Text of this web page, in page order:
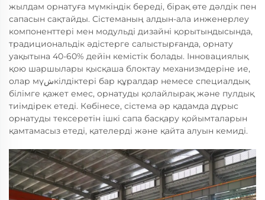
жылдам орнатуға мүмкіндік береді, бірақ өте дәлдік пен
сапасын сақтайды. Сістеманың алдын-ала инженерлеу
компоненттері мен модульді дизайні қорытындысында,
традициональдік әдістерге салыстырғанда, орнату
уақытына 40-60% дейін кемістік болады. Інновациялық
қою шаршылары қысқаша блоктау механизмдеріне ие,
олар мүشкілдіктері бар құралдар немесе специалдық
білімге қажет емес, орнатуды қолайлырақ және пулдық
тиімдірек етеді. Көбінесе, сістема әр қадамда дұрыс
орнатуды тексеретін ішкі сапа басқару қойымталарын
қамтамасыз етеді, қателерді және қайта алуын кемиді.